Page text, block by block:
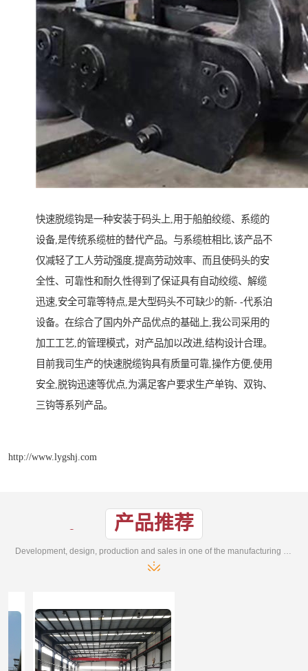
快速脱缆钩是一种安装于码头上,用于船舶绞缆、系缆的
设备,是传统系缆桩的替代产品。与系缆桩相比,该产品不
仅减轻了工人劳动强度,提高劳动效率、而且使码头的安
全性、可靠性和耐久性得到了保证具有自动绞缆、解缆
迅速,安全可靠等特点,是大型码头不可缺少的新- -代系泊
设备。在综合了国内外产品优点的基础上,我公司采用的
加工工艺,的管理模式，对产品加以改进,结构设计合理。
目前我司生产的快速脱缆钩具有质量可靠,操作方便,使用
安全,脱钩迅速等优点,为满足客户要求生产单钩、双钩、
三钩等系列产品。
http://www.lygshj.com
产品推荐